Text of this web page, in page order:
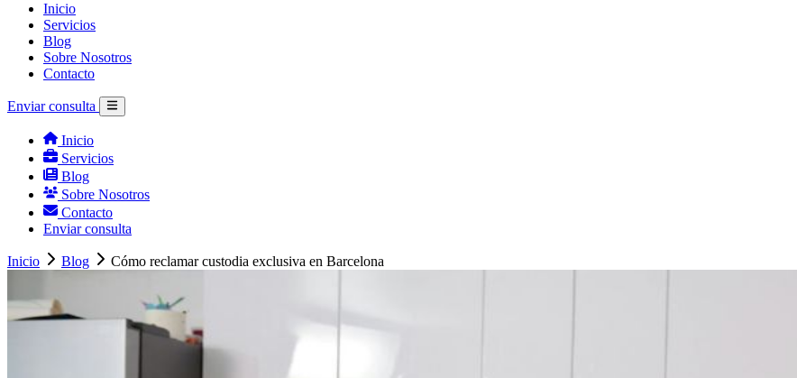
Inicio
Servicios
Blog
Sobre Nosotros
Contacto
Enviar consulta
Inicio
Servicios
Blog
Sobre Nosotros
Contacto
Enviar consulta
Inicio Blog Cómo reclamar custodia exclusiva en Barcelona